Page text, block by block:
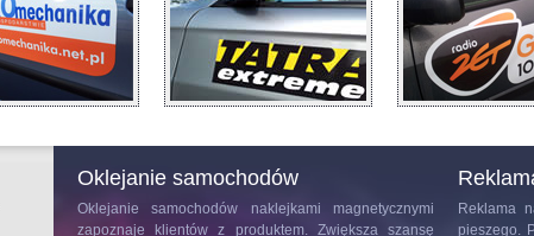
Oklejanie samochodów
Oklejanie samochodów naklejkami magnetycznymi
zapoznaje klientów z produktem. Zwiększa szansę
Reklama
pieszego.